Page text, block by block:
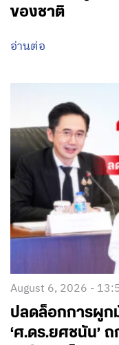
ของชาติ
อ่านต่อ
August 6, 2026 -
ปลดล็อกการผูก
‘ศ.ดร.ยศชนัน’